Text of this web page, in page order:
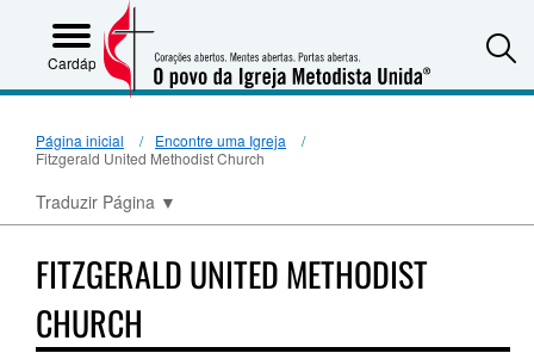
Cardápio
Página inicial
Encontre uma Igreja
Fitzgerald United Methodist Church
Traduzir Página ▼
FITZGERALD UNITED METHODIST
CHURCH